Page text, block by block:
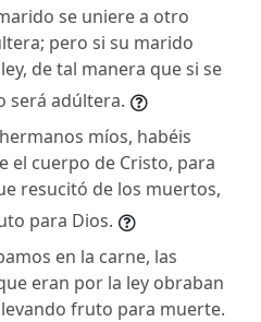
se uniere a otro
pero si su marido
de tal manera que si se
será adúltera.
míos, habéis
el cuerpo de Cristo, para
resucitó de los muertos,
para Dios.
en la carne, las
eran por la ley obraban
fruto para muerte.